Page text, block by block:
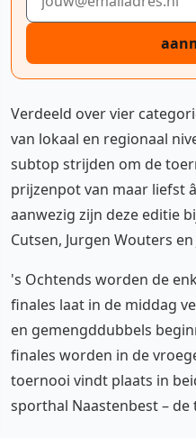
Verdeeld over vier
van lokaal en regionaal
subtop strijden om de
prijzenpot van maar liefst
aanwezig zijn deze editie
Cutsen, Jurgen Wouters en
's Ochtends worden de
finales laat in de middag
en gemengddubbels
finales worden in de
toernooi vindt plaats in
sporthal Naastenbest –